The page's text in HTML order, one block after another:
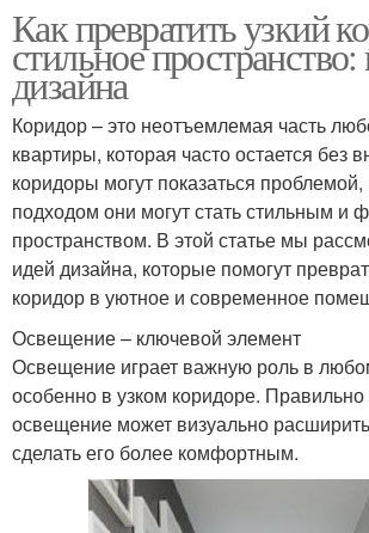
Как превратить узкий
стильное
дизайна
Коридор – это неотъемлемая часть
квартиры, которая часто остается без
коридоры могут показаться
подходом они могут стать стильным и
пространством. В этой статье мы
идей дизайна, которые помогут
коридор в уютное и современное
Освещение – ключевой элемент
Освещение играет важную роль в
особенно в узком коридоре.
освещение может визуально
сделать его более комфортным.